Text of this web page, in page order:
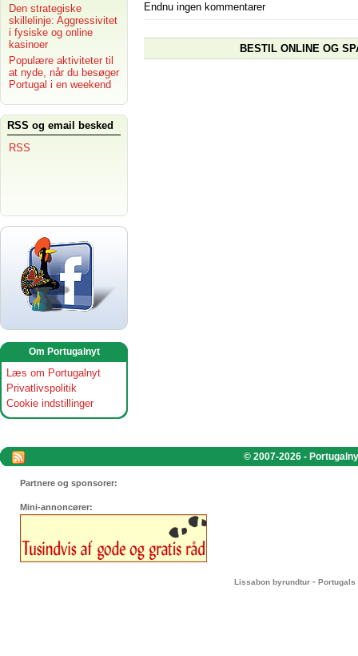
Den strategiske
skillelinje: Aggressivitet
i fysiske og online
kasinoer
Populære aktiviteter til
at nyde, når du besøger
Portugal i en weekend
RSS og email besked
RSS
Om Portugalnyt
Læs om Portugalnyt
Privatlivspolitik
Cookie indstillinger
Endnu ingen kommentarer
BESTIL ONLINE OG
© 2007-2026 -
Partnere og sponsorer:
Mini-annoncører:
Lissabon byrundtur - Portugals